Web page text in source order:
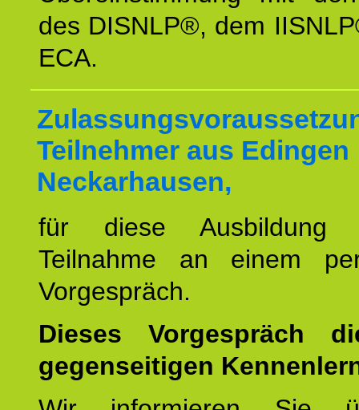
des DISNLP®, dem
ECA.
Teilnehmer aus Edingen
Neckarhausen,
für diese
Teilnahme an einem
Vorgespräch.
Dieses Vorgespräch
gegenseitigen